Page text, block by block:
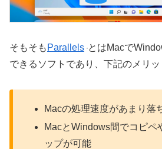
そもそも Parallels とはMacで
できるソフトであり、下記のメリッ
Macの処理速度があまり落
MacとWindows間でコピペ
ップが可能